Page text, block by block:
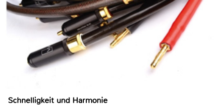
Schnelligkeit und Harmonie